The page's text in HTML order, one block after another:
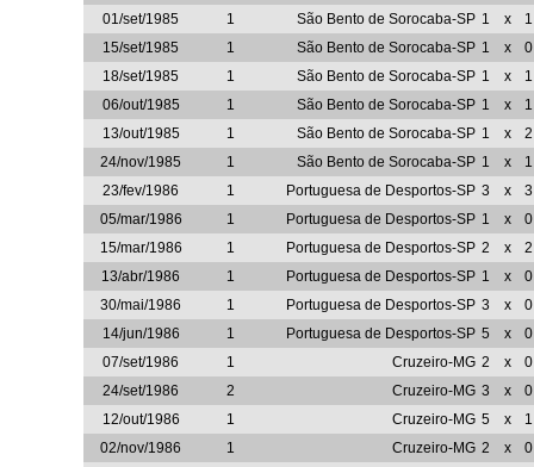
01/set/1985
1 São Bento de Sorocaba-SP 1 x
1
15/set/1985
1 São Bento de Sorocaba-SP 1 x
0
18/set/1985
1 São Bento de Sorocaba-SP 1 x
1
06/out/1985
1 São Bento de Sorocaba-SP 1 x
1
13/out/1985
1 São Bento de Sorocaba-SP 1 x
2
24/nov/1985
1 São Bento de Sorocaba-SP 1 x
1
23/fev/1986
1 Portuguesa de Desportos-SP 3 x
3
05/mar/1986
1 Portuguesa de Desportos-SP 1 x
0
15/mar/1986
1 Portuguesa de Desportos-SP 2 x
2
13/abr/1986
1 Portuguesa de Desportos-SP 1 x
0
30/mai/1986
1 Portuguesa de Desportos-SP 3 x
0
14/jun/1986
1 Portuguesa de Desportos-SP 5 x
0
07/set/1986
1 Cruzeiro-MG 2 x
0
24/set/1986
2 Cruzeiro-MG 3 x
0
12/out/1986
1 Cruzeiro-MG 5 x
1
02/nov/1986
1 Cruzeiro-MG 2 x
0